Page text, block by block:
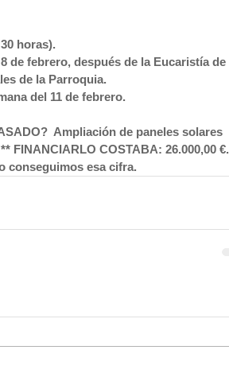
horas).
de febrero, después de la Eucaristía de
de la Parroquia.
del 11 de febrero.
Ampliación de paneles solares
FINANCIARLO COSTABA: 26.000,00 €.
conseguimos esa cifra.